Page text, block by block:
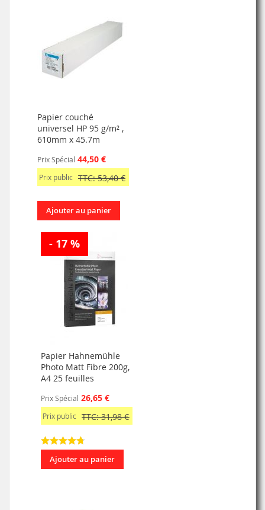
Papier couché
universel HP 95 g/m² ,
610mm x 45.7m
Prix Spécial 44,50 €
Prix public TTC: 53,40 €
Ajouter au panier
- 17 %
Papier Hahnemühle
Photo Matt Fibre 200g,
A4 25 feuilles
Prix Spécial 26,65 €
Prix public TTC: 31,98 €
Ajouter au panier